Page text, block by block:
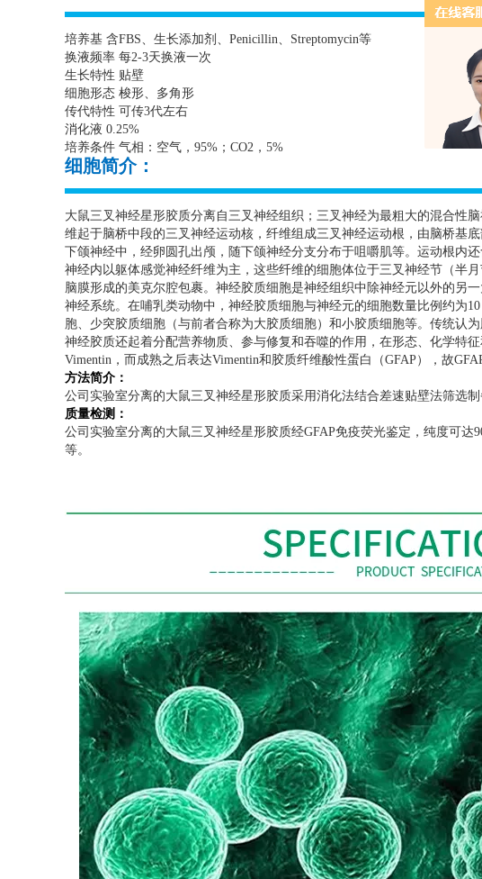
培养基 含FBS、生长添加剂、 Penicillin、 Streptomycin等
换液频率 每2-3天换液一次
生长特性 贴壁
细胞形态 梭形、多角形
传代特性 可传3代左右
消化液 0.25%
培养条件 气相：空气， 95% ； CO2 ， 5%
细胞简介：
大鼠三叉神经星形胶质分离自三叉神经组织；三叉神经为最粗大的混合性
维起于脑桥中段的三叉神经运动核，纤维组成三叉神经运动根，由脑桥基
下颌神经中，经卵圆孔出颅，随下颌神经分支分布于咀嚼肌等。运动根内
神经内以躯体感觉神经纤维为主，这些纤维的细胞体位于三叉神经节（半
脑膜形成的美克尔腔包裹。神经胶质细胞是神经组织中除神经元以外的另
神经系统。在哺乳类动物中，神经胶质细胞与神经元的细胞数量比例约为10
胞、少突胶质细胞（与前者合称为大胶质细胞）和小胶质细胞等。传统认
神经胶质还起着分配营养物质、参与修复和吞噬的作用，在形态、化学特
Vimentin ，而成熟之后表达Vimentin和胶质纤维酸性蛋白（GFAP），故
方法简介：
公司实验室分离的大鼠三叉神经星形胶质采用消化法结合差速贴壁法筛选
质量检测：
公司实验室分离的大鼠三叉神经星形胶质经GFAP免疫荧光鉴定，纯度可达
等。